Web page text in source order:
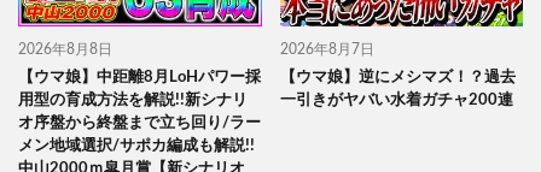
2026年8月8日
【ウマ娘】中距離8月LoHパワー採
用型の育成方法を解説!!新シナリ
オ序盤から終盤まで立ち回り/ラー
メン地域選択/サポカ編成も解説!!
2026年8月7日
【ウマ娘】逆にメシマズ！？過去
一引きがヤバい水着ガチャ200連